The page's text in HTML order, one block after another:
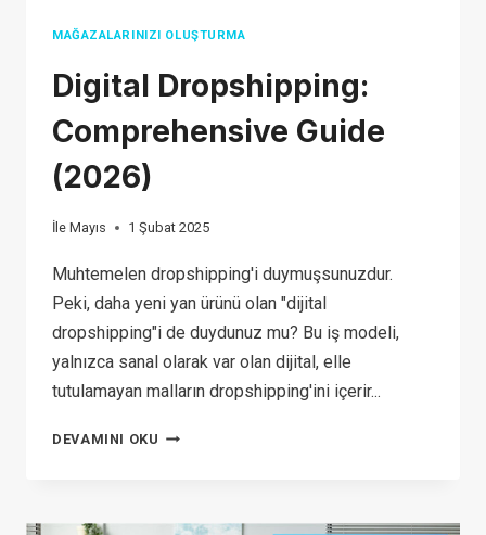
MAĞAZALARINIZI OLUŞTURMA
​​Digital Dropshipping:
Comprehensive Guide
(2026)
İle Mayıs 1 Şubat 2025
Muhtemelen dropshipping'i duymuşsunuzdur.
Peki, daha yeni yan ürünü olan "dijital
dropshipping"i de duydunuz mu? Bu iş modeli,
yalnızca sanal olarak var olan dijital, elle
tutulamayan malların dropshipping'ini içerir...
DEVAMINI OKU
COMPREHENSIVE